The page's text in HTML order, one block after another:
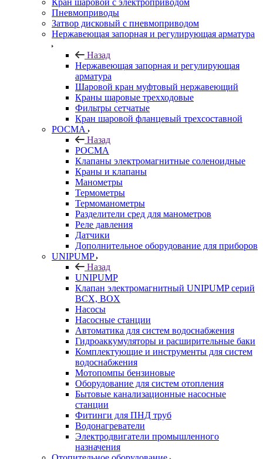
Кран шаровой с электроприводом
Пневмоприводы
Затвор дисковый с пневмоприводом
Нержавеющая запорная и регулирующая арматура
Назад
Нержавеющая запорная и регулирующая
арматура
Шаровой кран муфтовый нержавеющий
Краны шаровые трехходовые
Фильтры сетчатые
Кран шаровой фланцевый трехсоставной
РОСМА
Назад
РОСМА
Клапаны электромагнитные соленоидные
Краны и клапаны
Манометры
Термометры
Термоманометры
Разделители сред для манометров
Реле давления
Датчики
Дополнительное оборудование для приборов
UNIPUMP
Назад
UNIPUMP
Клапан электромагнитный UNIPUMP серий
BCX, BOX
Насосы
Насосные станции
Автоматика для систем водоснабжения
Гидроаккумуляторы и расширительные баки
Комплектующие и инструменты для систем
водоснабжения
Мотопомпы бензиновые
Оборудование для систем отопления
Бытовые канализационные насосные
станции
Фитинги для ПНД труб
Водонагреватели
Электродвигатели промышленного
назначения